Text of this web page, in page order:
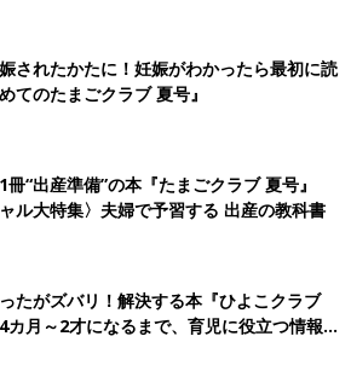
されたかたに！妊娠がわかったら最初に読
てのたまごクラブ 夏号』
冊“出産準備”の本『たまごクラブ 夏号』
ャル大特集〉夫婦で予習する 出産の教科書
たがズバリ！解決する本『ひよこクラブ
月～2才になるまで、育児に役立つ情報が